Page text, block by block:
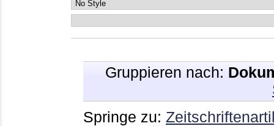
Gruppieren nach:
Springe zu: